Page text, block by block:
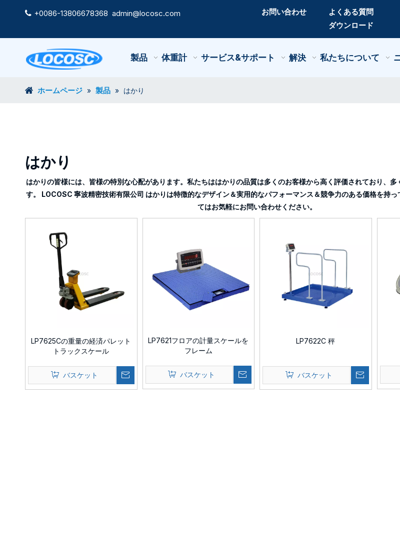
 +0086-13806678368 admin@locosc.com お問い合わせ
よくある質問
ダウンロード
製品 体重計 サービス&サポート 解決 私たちについて
ホームページ » 製品 » はかり
はかり
はかりの皆様には、皆様の特別な心配があります。私たちははかりの品質は多くのお客様から高く評価されており、多
す。 LOCOSC 寧波精密技術有限公司 はかり は特徴的なデザイン＆実用的なパフォーマンス＆競争力のある価格を持っ
てはお気軽にお問い合わせください。
LP7625Cの重量の経済パレット
トラックスケール
バスケット
LP7621フロアの計量スケールを
フレーム
バスケット
LP7622C 秤
バスケット